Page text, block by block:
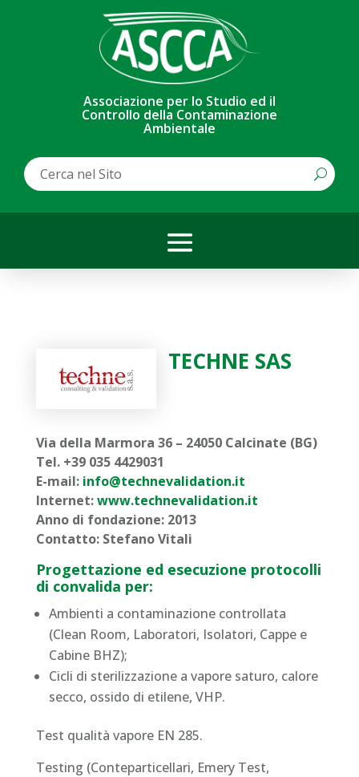
Associazione per lo Studio ed il
Controllo della Contaminazione
Ambientale
TECHNE SAS
Via della Marmora 36 – 24050 Calcinate (BG)
Tel. +39 035 4429031
E-mail: info@technevalidation.it
Internet:www.technevalidation.it
Anno di fondazione: 2013
Contatto: Stefano Vitali
Progettazione ed esecuzione protocolli
di convalida per:
Ambienti a contaminazione controllata
(Clean Room, Laboratori, Isolatori, Cappe e
Cabine BHZ);
Cicli di sterilizzazione a vapore saturo, calore
secco, ossido di etilene, VHP.
Test qualità vapore EN 285.
Testing (Conteparticellari, Emery Test,